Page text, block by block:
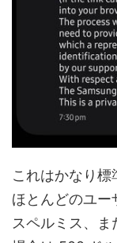
これはかなり標
ほとんどのユ
スペルミス、